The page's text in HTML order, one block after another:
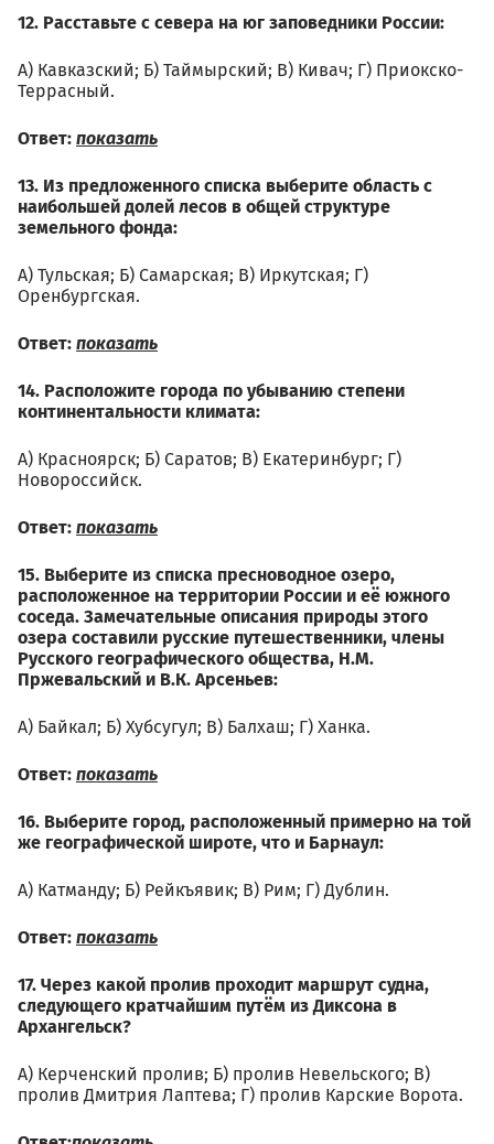
12. Расставьте с севера на юг заповедники России:
А) Кавказский; Б) Таймырский; В) Кивач; Г) Приокско-
Террасный.
Ответ: показать
13. Из предложенного списка выберите область с
наибольшей долей лесов в общей структуре
земельного фонда:
А) Тульская; Б) Самарская; В) Иркутская; Г)
Оренбургская.
Ответ: показать
14. Расположите города по убыванию степени
континентальности климата:
А) Красноярск; Б) Саратов; В) Екатеринбург; Г)
Новороссийск.
Ответ: показать
15. Выберите из списка пресноводное озеро,
расположенное на территории России и её южного
соседа. Замечательные описания природы этого
озера составили русские путешественники, члены
Русского географического общества, Н.М.
Пржевальский и В.К. Арсеньев:
А) Байкал; Б) Хубсугул; В) Балхаш; Г) Ханка.
Ответ: показать
16. Выберите город, расположенный примерно на той
же географической широте, что и Барнаул:
А) Катманду; Б) Рейкъявик; В) Рим; Г) Дублин.
Ответ: показать
17. Через какой пролив проходит маршрут судна,
следующего кратчайшим путём из Диксона в
Архангельск?
А) Керченский пролив; Б) пролив Невельского; В)
пролив Дмитрия Лаптева; Г) пролив Карские Ворота.